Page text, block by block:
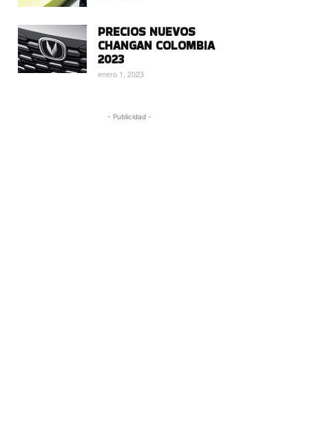
PRECIOS NUEVOS
CHANGAN COLOMBIA
2023
enero 1, 2023
- Publicidad -